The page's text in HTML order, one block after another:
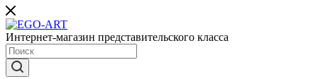
Интернет-магазин представительского класса